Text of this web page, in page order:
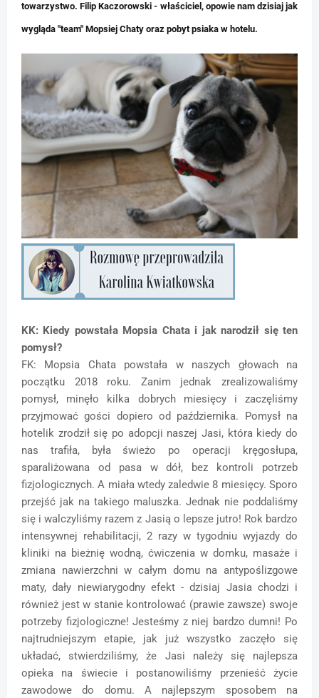
towarzystwo. Filip Kaczorowski - właściciel, opowie nam dzisiaj jak
wygląda "team" Mopsiej Chaty oraz pobyt psiaka w hotelu.
KK: Kiedy powstała Mopsia Chata i jak narodził się ten
pomysł?
FK: Mopsia Chata powstała w naszych głowach na
początku 2018 roku. Zanim jednak zrealizowaliśmy
pomysł, minęło kilka dobrych miesięcy i zaczęliśmy
przyjmować gości dopiero od października. Pomysł na
hotelik zrodził się po adopcji naszej Jasi, która kiedy do
nas trafiła, była świeżo po operacji kręgosłupa,
sparaliżowana od pasa w dół, bez kontroli potrzeb
fizjologicznych. A miała wtedy zaledwie 8 miesięcy. Sporo
przejść jak na takiego maluszka. Jednak nie poddaliśmy
się i walczyliśmy razem z Jasią o lepsze jutro! Rok bardzo
intensywnej rehabilitacji, 2 razy w tygodniu wyjazdy do
kliniki na bieżnię wodną, ćwiczenia w domku, masaże i
zmiana nawierzchni w całym domu na antypoślizgowe
maty, dały niewiarygodny efekt - dzisiaj Jasia chodzi i
również jest w stanie kontrolować (prawie zawsze) swoje
potrzeby fizjologiczne! Jesteśmy z niej bardzo dumni! Po
najtrudniejszym etapie, jak już wszystko zaczęło się
układać, stwierdziliśmy, że Jasi należy się najlepsza
opieka na świecie i postanowiliśmy przenieść życie
zawodowe do domu. A najlepszym sposobem na